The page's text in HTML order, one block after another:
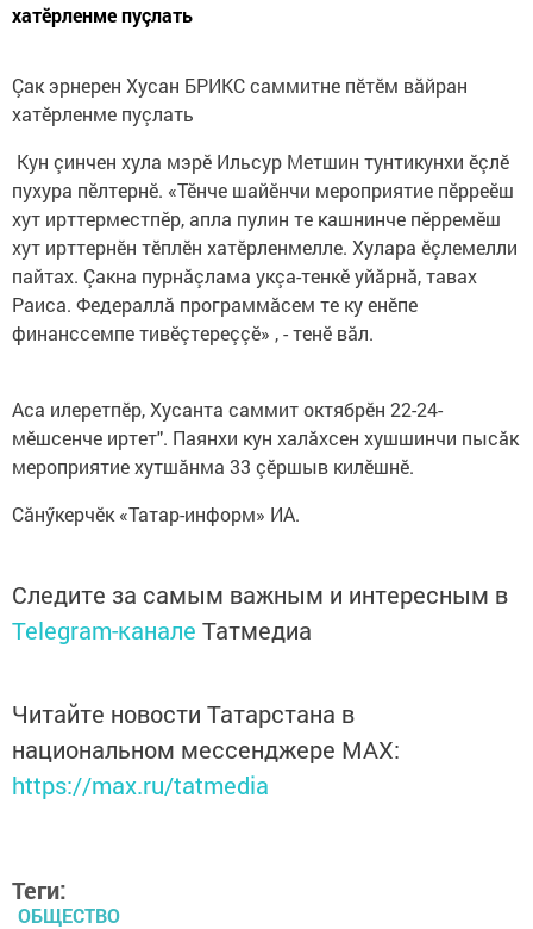
хатӗрленме пуçлать
Çак эрнерен Хусан БРИКС саммитне пӗтӗм вăйран
хатӗрленме пуçлать
Кун çинчен хула мэрӗ Ильсур Метшин тунтикунхи ӗçлӗ
пухура пӗлтернӗ. «Тӗнче шайӗнчи мероприятие пӗрреӗш
хут ирттерместпӗр, апла пулин те кашнинче пӗрремӗш
хут ирттернӗн тӗплӗн хатӗрленмелле. Хулара ӗçлемелли
пайтах. Çакна пурнăçлама укçа-тенкӗ уйăрнă, тавах
Раиса. Федераллă программăсем те ку енӗпе
финанссемпе тивӗçтереççӗ» , - тенӗ вăл.
Аса илеретпӗр, Хусанта саммит октябрӗн 22-24-
мӗшсенче иртет". Паянхи кун халăхсен хушшинчи пысăк
мероприятие хутшăнма 33 çӗршыв килӗшнӗ.
Сăнӳкерчӗк «Татар-информ» ИА.
Следите за самым важным и интересным в
Telegram-канале Татмедиа
Читайте новости Татарстана в
национальном мессенджере MАХ:
https://max.ru/tatmedia
Теги:
ОБЩЕСТВО